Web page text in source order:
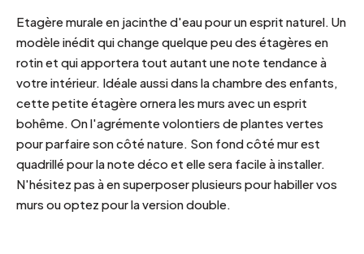
Etagère murale en jacinthe d'eau pour un esprit naturel. Un
modèle inédit qui change quelque peu des étagères en
rotin et qui apportera tout autant une note tendance à
votre intérieur. Idéale aussi dans la chambre des enfants,
cette petite étagère ornera les murs avec un esprit
bohême. On l'agrémente volontiers de plantes vertes
pour parfaire son côté nature. Son fond côté mur est
quadrillé pour la note déco et elle sera facile à installer.
N'hésitez pas à en superposer plusieurs pour habiller vos
murs ou optez pour la version double.